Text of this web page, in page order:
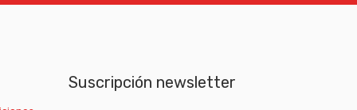
Suscripción newsletter